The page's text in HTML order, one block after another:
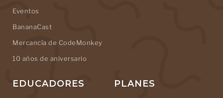
Eventos
BananaCast
Mercancía de CodeMonkey
10 años de aniversario
EDUCADORES PLANES